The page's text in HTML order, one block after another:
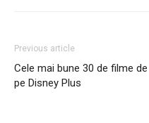
Previous article
Cele mai bune 30 de filme de
pe Disney Plus